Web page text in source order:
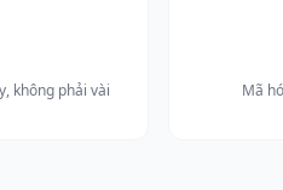
không phải vài
Mã